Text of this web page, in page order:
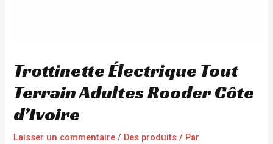
Trottinette Électrique Tout
Terrain Adultes Rooder Côte
d’Ivoire
Laisser un commentaire / Des produits / Par